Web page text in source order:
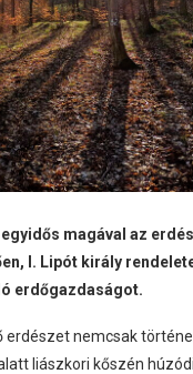
magával az
I. Lipót király
erdőgazdaságot.
erdészet nemcsak
liászkori kőszén